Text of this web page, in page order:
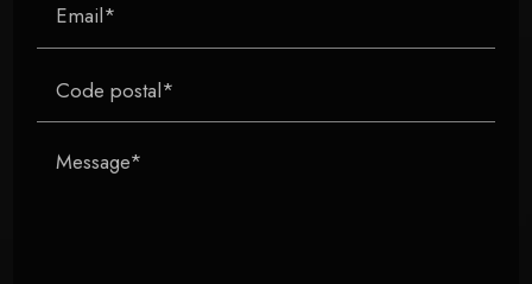
Email*
Code postal*
Message*